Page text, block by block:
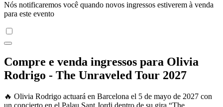
Nós notificaremos você quando novos ingressos estiverem à venda
para este evento
Compre e venda ingressos para Olivia
Rodrigo - The Unraveled Tour 2027
🔥 Olivia Rodrigo actuará en Barcelona el 5 de mayo de 2027 con
un concierto en el Palau Sant Jordi dentro de su gira “The